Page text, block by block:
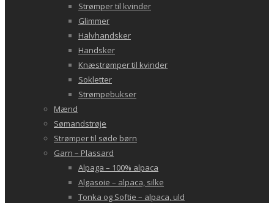
Strømper til kvinder
Glimmer
Halvhandsker
Handsker
Knæstrømper til kvinder
Sokletter
Strømpebukser
Mænd
Sømandstrøje
Strømper til søde børn
Garn – Plassard
Alpaga – 100% alpaca
Algasoie – alpaca, silke
Tonka og Softie – alpaca, uld